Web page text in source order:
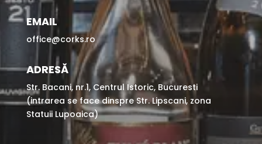
EMAIL
office@corks.ro
ADRESĂ
Str. Bacani, nr.1, Centrul Istoric, Bucuresti
(intrarea se face dinspre Str. Lipscani, zona
Statuii Lupoaica)